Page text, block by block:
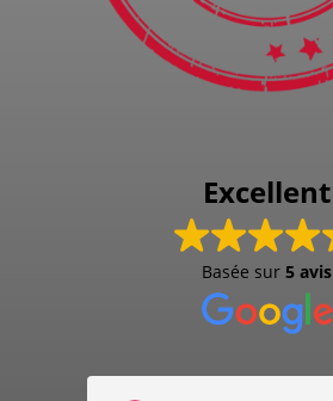
Excellent
Basée sur5 avis